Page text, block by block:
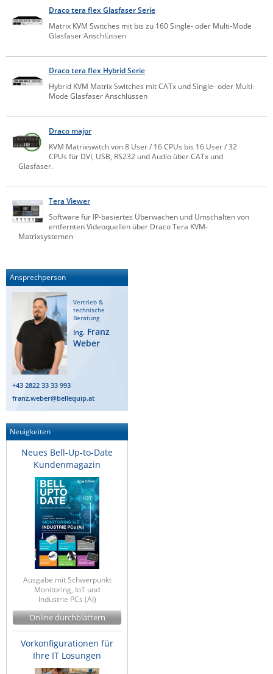
Kramer Electronics
Legrand
LigoWave
Netio
Panorama Antennas
PatchSee
Power Kingdom
Poynting
Raritan
Server Technology
Siretta
SIRIO Antenne
Sunbird
Tactical Software
TEKTELIC
Teltonika
Unwired Networks
Vision
WATTECO
Westermo
Yuasa
ZPE Systems
News zu unseren Herstellern
Draco tera flex Glasfaser Serie
Matrix KVM Switches mit bis zu 160 Single- oder Multi-Mode
Glasfaser Anschlüssen
Draco tera flex Hybrid Serie
Hybrid KVM Matrix Switches mit CATx und Single- oder Multi-
Mode Glasfaser Anschlüssen
Draco major
KVM Matrixswitch von 8 User / 16 CPUs bis 16 User / 32
CPUs für DVI, USB, RS232 und Audio über CATx und
Glasfaser.
Tera Viewer
Software für IP-basiertes Überwachen und Umschalten von
entfernten Videoquellen über Draco Tera KVM-
Matrixsystemen
Ansprechperson
Vertrieb &
technische
Beratung
Ing. Franz
Weber
+43 2822 33 33 993
franz.weber@bellequip.at
Neuigkeiten
Neues Bell-Up-to-Date
Kundenmagazin
Ausgabe mit Schwerpunkt
Monitoring, IoT und
Industrie PCs (AI)
Online durchblättern
Vorkonfigurationen für
Ihre IT Lösungen